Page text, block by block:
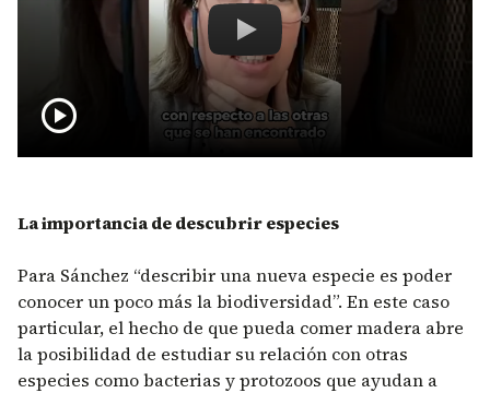
Un nuevo insecto en
play_circle
La importancia de descubrir especies
Para Sánchez “describir una nueva especie es poder
conocer un poco más la biodiversidad”. En este caso
particular, el hecho de que pueda comer madera abre
la posibilidad de estudiar su relación con otras
especies como bacterias y protozoos que ayudan a